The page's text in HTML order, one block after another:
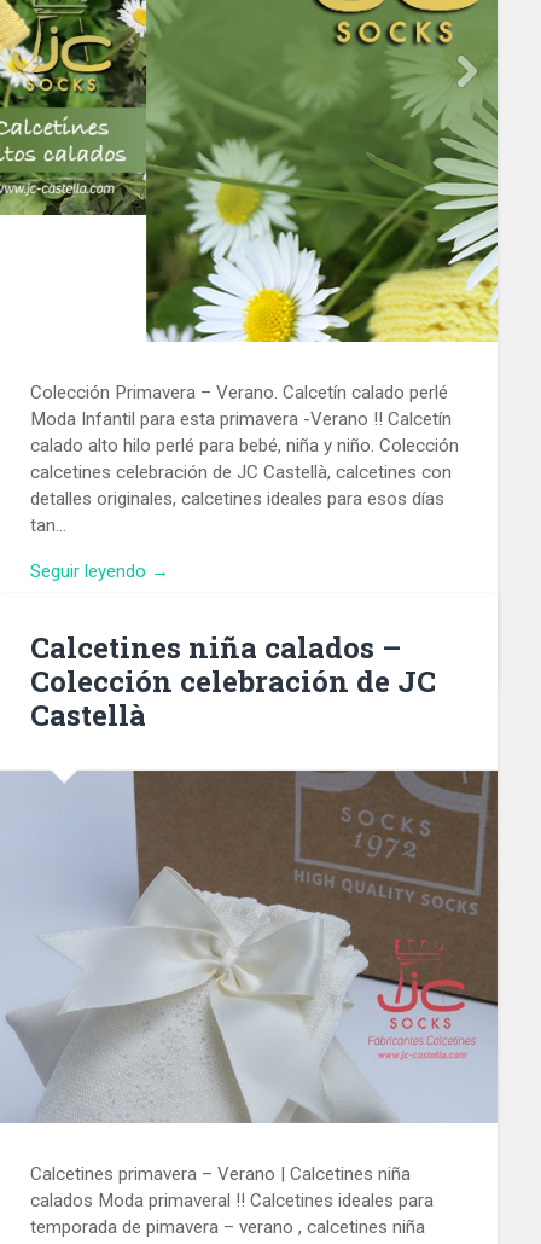
Colección Primavera – Verano. Calcetín calado perlé
calado alto hilo perlé para bebé, niña y niño. Colección
detalles originales, calcetines ideales para esos días
tan…
Seguir leyendo →
2022/04/13
Calcetines niña calados –
Colección celebración de JC
Castellà
Calcetines primavera – Verano | Calcetines niña
calados Moda primaveral !! Calcetines ideales para
temporada de pimavera – verano , calcetines niña